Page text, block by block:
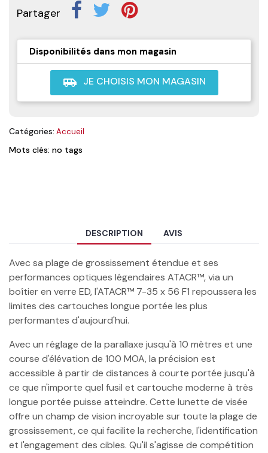
Partager
Disponibilités dans mon magasin
airport_shuttle JE CHOISIS MON MAGASIN
Catégories: Accueil
Mots clés: no tags
DESCRIPTION AVIS
Avec sa plage de grossissement étendue et ses
performances optiques légendaires ATACR™, via un
boîtier en verre ED, l'ATACR™ 7-35 x 56 F1 repoussera les
limites des cartouches longue portée les plus
performantes d'aujourd'hui.
Avec un réglage de la parallaxe jusqu'à 10 mètres et une
course d'élévation de 100 MOA, la précision est
accessible à partir de distances à courte portée jusqu'à
ce que n'importe quel fusil et cartouche moderne à très
longue portée puisse atteindre. Cette lunette de visée
offre un champ de vision incroyable sur toute la plage de
grossissement, ce qui facilite la recherche, l'identification
et l'engagement des cibles. Qu'il s'agisse de compétition